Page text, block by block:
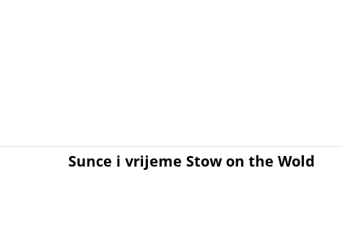
Sunce i vrijeme Stow on the Wold